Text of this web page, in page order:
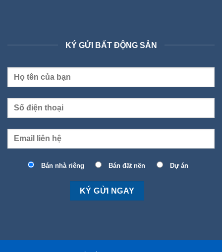
KÝ GỬI BẤT ĐỘNG SẢN
Bán nhà riêng Bán đất nền Dự án